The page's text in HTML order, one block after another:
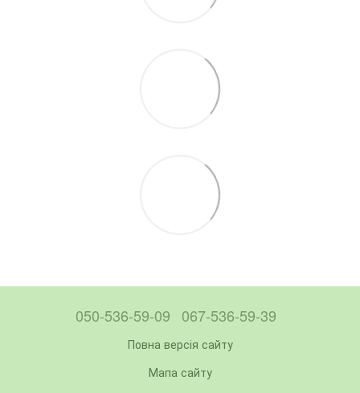
050-536-59-09 067-536-59-39
Повна версія сайту
Мапа сайту